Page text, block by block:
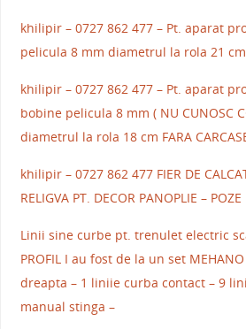
khilipir – 0727 862 477 – Pt. aparat
pelicula 8 mm diametrul la rola 21 cm
khilipir – 0727 862 477 – Pt. aparat
bobine pelicula 8 mm ( NU CUNOSC
diametrul la rola 18 cm FARA
khilipir – 0727 862 477 FIER DE
RELIGVA PT. DECOR PANOPLIE –
Linii sine curbe pt. trenulet electric
PROFIL I au fost de la un set
dreapta – 1 liniie curba contact – 9
manual stinga –